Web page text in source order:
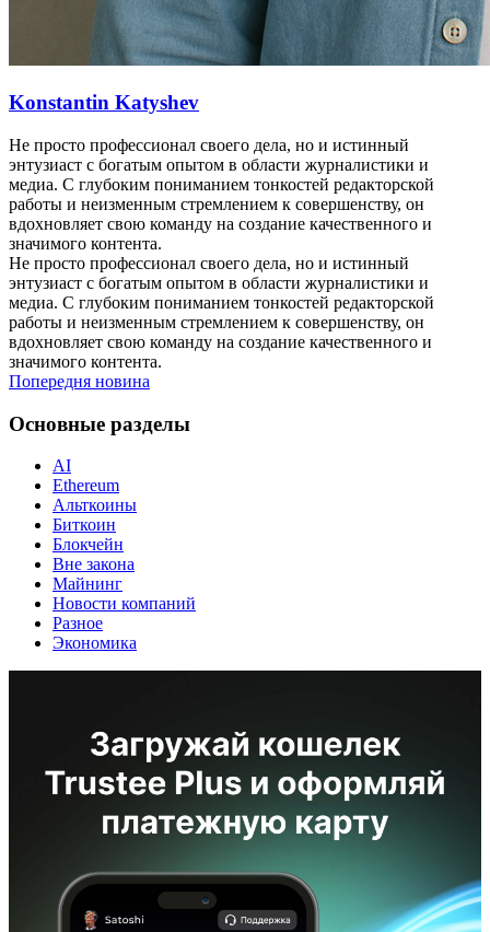
Konstantin Katyshev
Не просто профессионал своего дела, но и истинный
энтузиаст с богатым опытом в области журналистики и
медиа. С глубоким пониманием тонкостей редакторской
работы и неизменным стремлением к совершенству, он
вдохновляет свою команду на создание качественного и
значимого контента.
Не просто профессионал своего дела, но и истинный
энтузиаст с богатым опытом в области журналистики и
медиа. С глубоким пониманием тонкостей редакторской
работы и неизменным стремлением к совершенству, он
вдохновляет свою команду на создание качественного и
значимого контента.
Попередня новина
Основные разделы
AI
Ethereum
Альткоины
Биткоин
Блокчейн
Вне закона
Майнинг
Новости компаний
Разное
Экономика